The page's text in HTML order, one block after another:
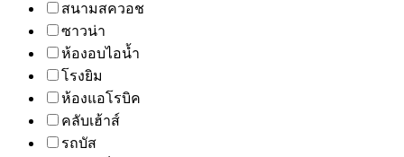
สนามสควอช
ซาวน่า
ห้องอบไอน้ำ
โรงยิม
ห้องแอโรบิค
คลับเฮ้าส์
รถบัส